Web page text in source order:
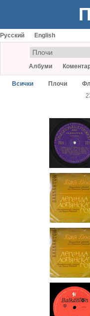
Русский English
Албуми
Всички Плочи